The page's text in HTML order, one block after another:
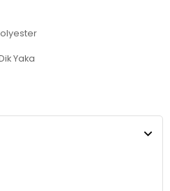
Yaka